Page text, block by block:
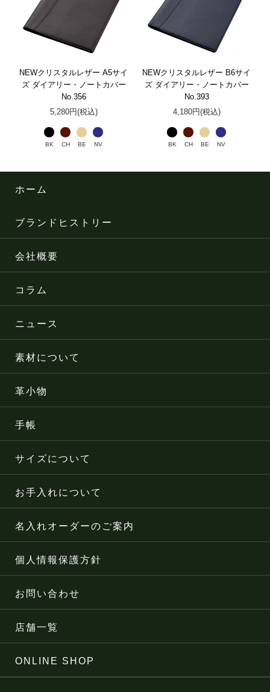
NEWクリスタルレザー A5サイ
ズ ダイアリー・ノートカバー
No.356
5,280円(税込)
BK CH BE NV
NEWクリスタルレザー B6サイ
ズ ダイアリー・ノートカバー
No.393
4,180円(税込)
BK CH BE NV
ホーム
ブランドヒストリー
会社概要
コラム
ニュース
素材について
革小物
手帳
サイズについて
お手入れについて
名入れオーダーのご案内
個人情報保護方針
お問い合わせ
店舗一覧
ONLINE SHOP